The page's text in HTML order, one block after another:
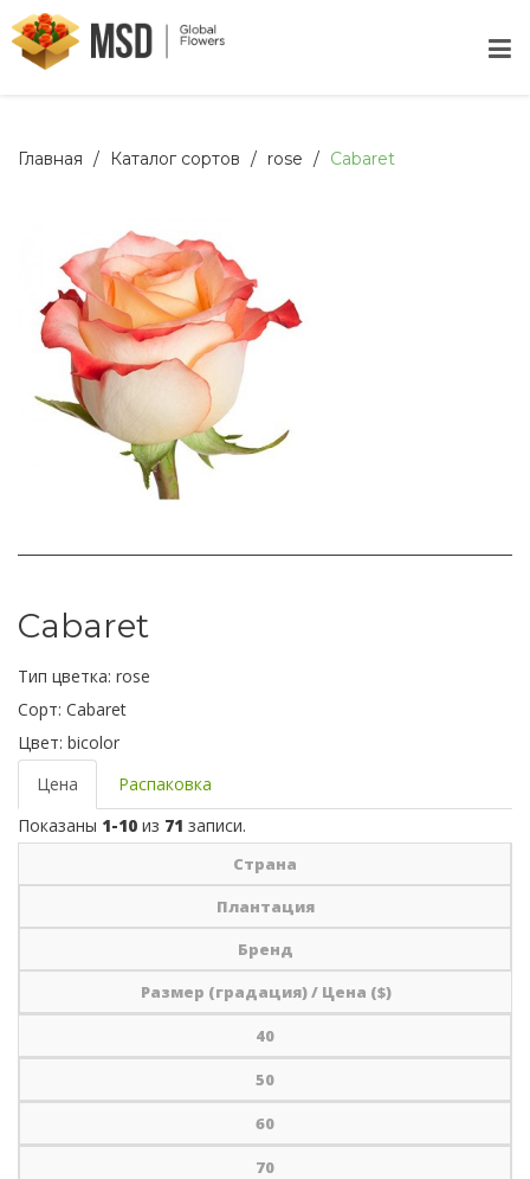
Главная Каталог сортов rose Cabaret
Cabaret
Тип цветка: rose
Сорт: Cabaret
Цвет: bicolor
Цена
Распаковка
Показаны 1-10 из 71 записи.
Страна
Плантация
Бренд
Размер (градация) / Цена ($)
40
50
60
70